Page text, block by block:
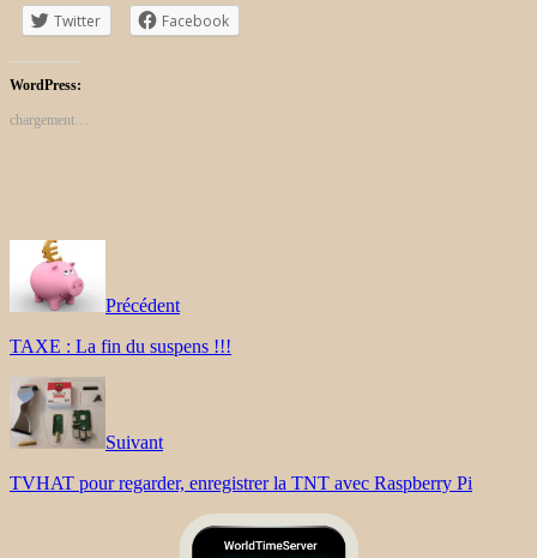
Twitter Facebook
WordPress:
chargement…
Précédent
TAXE : La fin du suspens !!!
Suivant
TVHAT pour regarder, enregistrer la TNT avec Raspberry Pi